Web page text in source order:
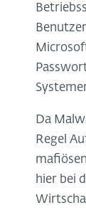
Da
Regel
hier bei